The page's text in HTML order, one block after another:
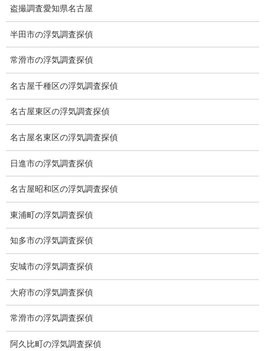
弁護士が裁判や慰謝料請求で使用できる報告書とはどのよ
ストーカー証拠は浮気証拠に類似する点が多いですが、浮
気調査よりも一歩踏み込んだ証拠収集が必要になります。
配偶者から突然、離婚話を切り出される、夫婦生活が無く
なる、会話が無くなる、一緒に出歩かない、帰宅時間が怪しい、
言葉態度が冷たくなるなどがあります。
配偶者の感はほぼ当たっておりますので怪しいと思えば浮気の可
盗撮調査愛知県名古屋
半田市の浮気調査探偵
常滑市の浮気調査探偵
名古屋千種区の浮気調査探偵
名古屋東区の浮気調査探偵
名古屋名東区の浮気調査探偵
日進市の浮気調査探偵
名古屋昭和区の浮気調査探偵
東浦町の浮気調査探偵
知多市の浮気調査探偵
安城市の浮気調査探偵
大府市の浮気調査探偵
常滑市の浮気調査探偵
阿久比町の浮気調査探偵